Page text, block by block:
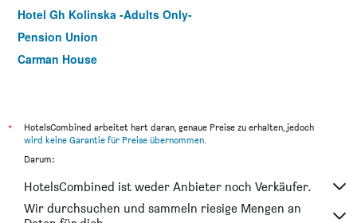
Hotel Gh Kolinska -Adults Only-
Pension Union
Carman House
Alp Pension
Apartments & Rooms Aleksandra
Old Bled House
Penzion Kaps
*
HotelsCombined arbeitet hart daran, genaue Preise zu erhalten, jedoch
wird keine Garantie für Preise übernommen.
Darum:
HotelsCombined ist weder Anbieter noch Verkäufer.
Wir durchsuchen und sammeln riesige Mengen an